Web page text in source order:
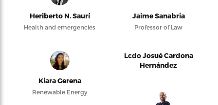
Heriberto N. Saurí
Health and emergencies
Jaime Sanabria
Professor of Law
Kiara Gerena
Renewable Energy
Lcdo Josué Cardona
Hernández